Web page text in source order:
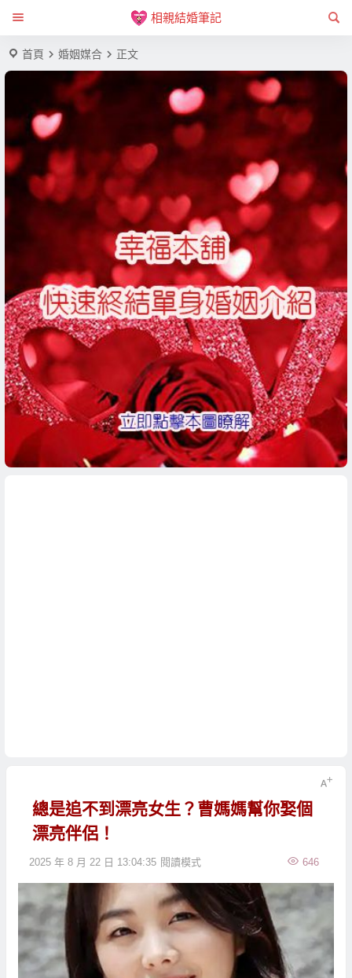
相親結婚筆記
首頁 婚姻媒合 正文
總是追不到漂亮女生？曹媽媽幫你娶個
漂亮伴侶！
2025 年 8 月 22 日 13:04:35 646
閱讀模式